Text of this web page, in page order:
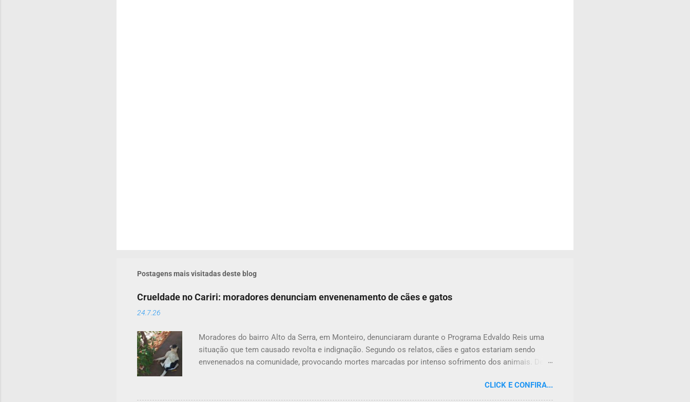
Postagens mais visitadas deste blog
Crueldade no Cariri: moradores denunciam envenenamento de cães e gatos
24.7.26
Moradores do bairro Alto da Serra, em Monteiro, denunciaram durante o Programa Edvaldo Reis uma
situação que tem causado revolta e indignação. Segundo os relatos, cães e gatos estariam sendo
envenenados na comunidade, provocando mortes marcadas por intenso sofrimento dos animais. De
contou que, na última quarta-feira (22), um cachorro morreu exatamente em frente à sua residência,
em uma cena que comoveu vizinhos e evidenciou a gravidade da situação. Além da dor causada aos
CLICK E CONFIRA...